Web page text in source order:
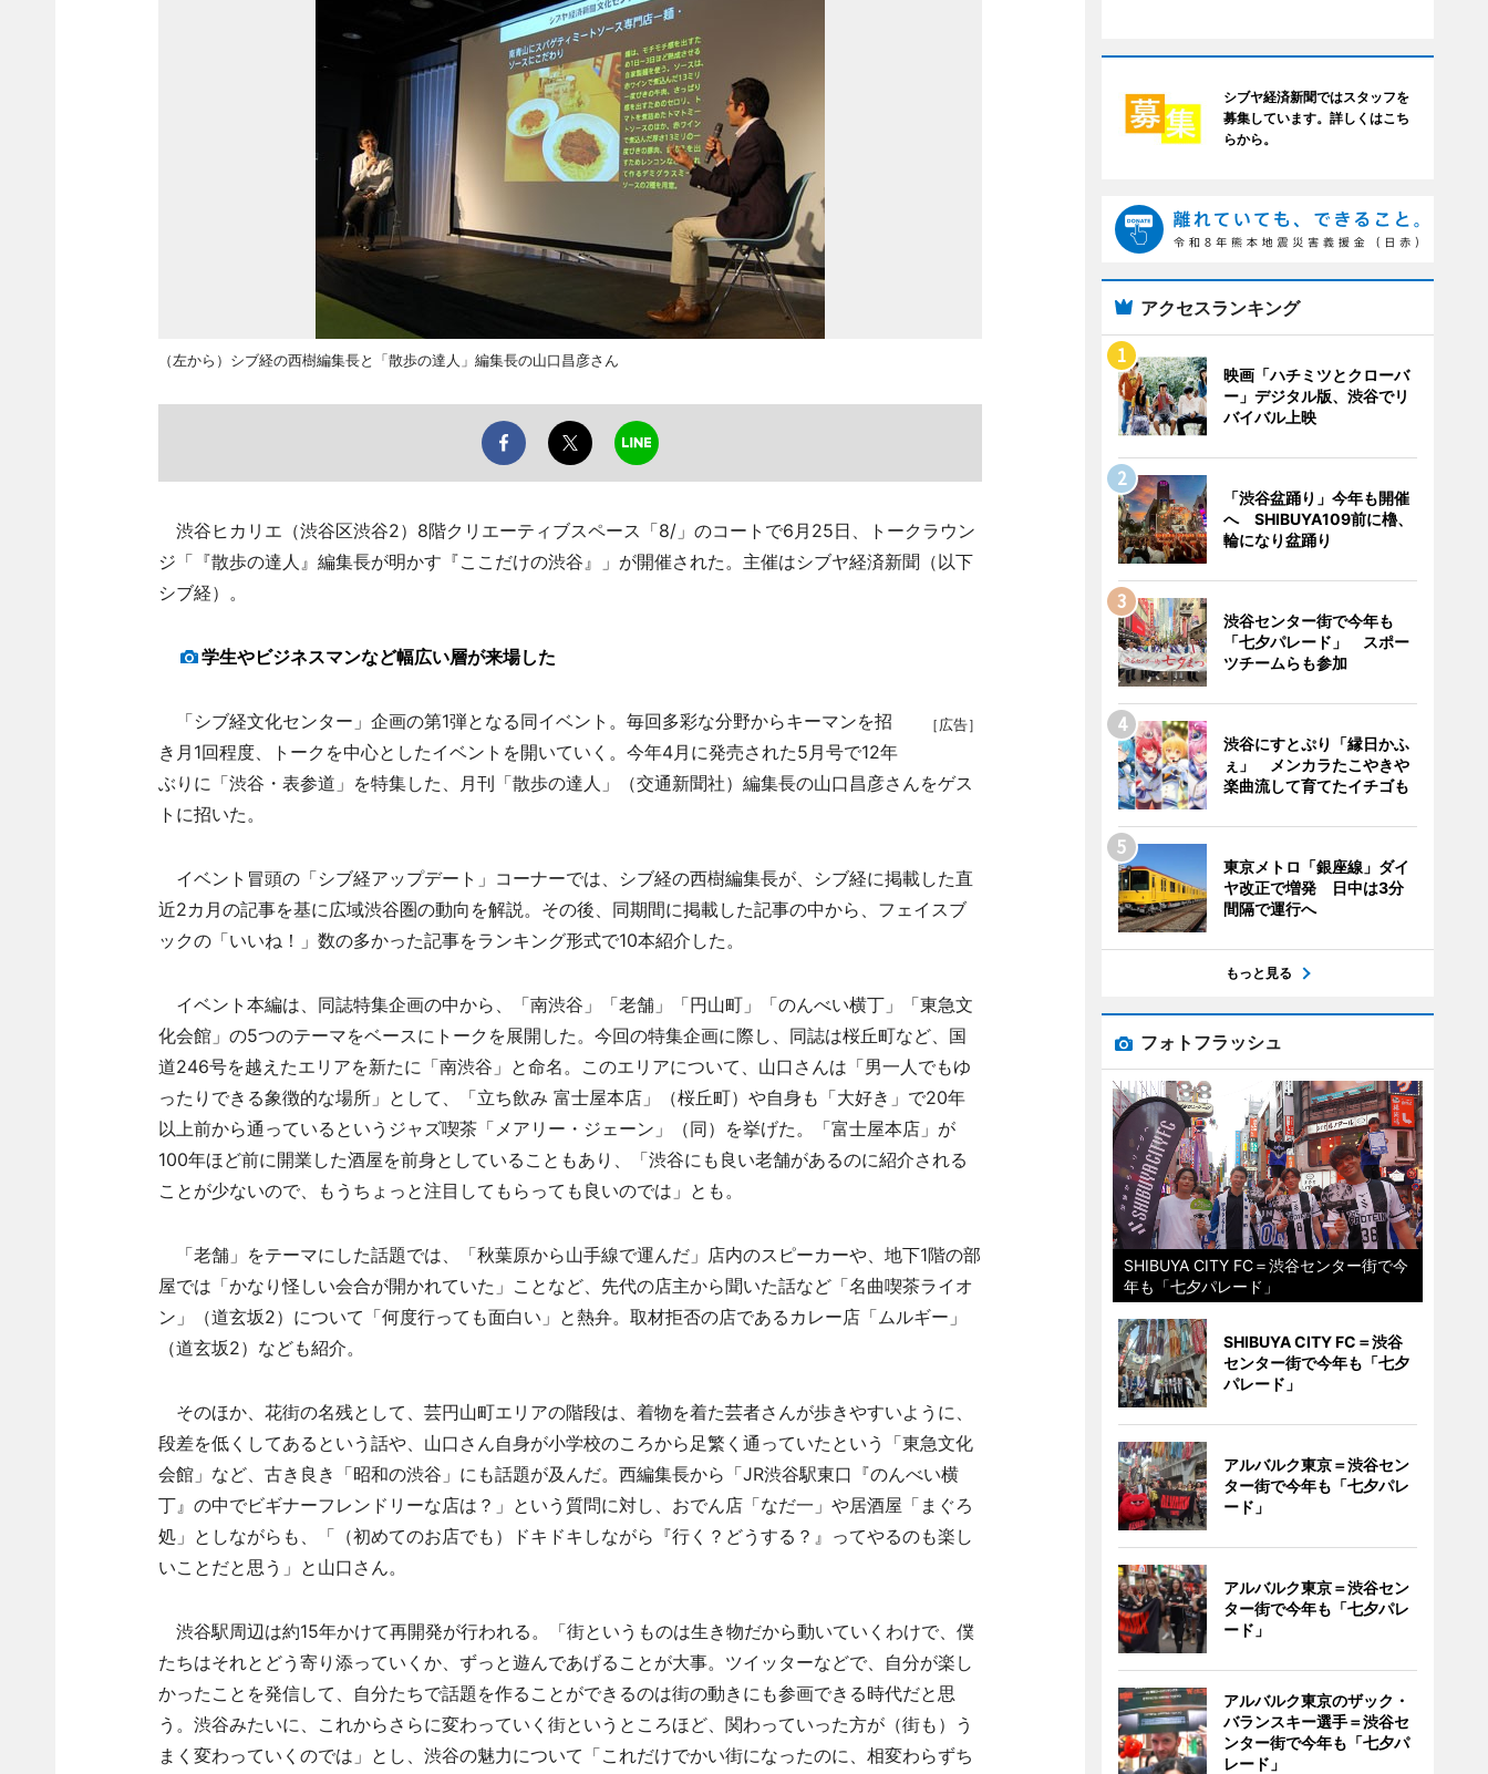
（左から）シブ経の西樹編集長と「散歩の達人」編集長の山口昌彦さん
渋谷ヒカリエ（渋谷区渋谷2）8階クリエーティブスペース「8/」のコートで6月25日、トークラウン
ジ「『散歩の達人』編集長が明かす『ここだけの渋谷』」が開催された。主催はシブヤ経済新聞（以下
シブ経）。
学生やビジネスマンなど幅広い層が来場した
［広告］
「シブ経文化センター」企画の第1弾となる同イベント。毎回多彩な分野からキーマンを招
き月1回程度、トークを中心としたイベントを開いていく。今年4月に発売された5月号で12年
ぶりに「渋谷・表参道」を特集した、月刊「散歩の達人」（交通新聞社）編集長の山口昌彦さんをゲス
トに招いた。
イベント冒頭の「シブ経アップデート」コーナーでは、シブ経の西樹編集長が、シブ経に掲載した直
近2カ月の記事を基に広域渋谷圏の動向を解説。その後、同期間に掲載した記事の中から、フェイスブ
ックの「いいね！」数の多かった記事をランキング形式で10本紹介した。
イベント本編は、同誌特集企画の中から、「南渋谷」「老舗」「円山町」「のんべい横丁」「東急文
化会館」の5つのテーマをベースにトークを展開した。今回の特集企画に際し、同誌は桜丘町など、国
道246号を越えたエリアを新たに「南渋谷」と命名。このエリアについて、山口さんは「男一人でもゆ
ったりできる象徴的な場所」として、「立ち飲み 富士屋本店」（桜丘町）や自身も「大好き」で20年
以上前から通っているというジャズ喫茶「メアリー・ジェーン」（同）を挙げた。「富士屋本店」が
100年ほど前に開業した酒屋を前身としていることもあり、「渋谷にも良い老舗があるのに紹介される
ことが少ないので、もうちょっと注目してもらっても良いのでは」とも。
「老舗」をテーマにした話題では、「秋葉原から山手線で運んだ」店内のスピーカーや、地下1階の部
屋では「かなり怪しい会合が開かれていた」ことなど、先代の店主から聞いた話など「名曲喫茶ライオ
ン」（道玄坂2）について「何度行っても面白い」と熱弁。取材拒否の店であるカレー店「ムルギー」
（道玄坂2）なども紹介。
そのほか、花街の名残として、芸円山町エリアの階段は、着物を着た芸者さんが歩きやすいように、
段差を低くしてあるという話や、山口さん自身が小学校のころから足繁く通っていたという「東急文化
会館」など、古き良き「昭和の渋谷」にも話題が及んだ。西編集長から「JR渋谷駅東口『のんべい横
丁』の中でビギナーフレンドリーな店は？」という質問に対し、おでん店「なだ一」や居酒屋「まぐろ
処」としながらも、「（初めてのお店でも）ドキドキしながら『行く？どうする？』ってやるのも楽し
いことだと思う」と山口さん。
渋谷駅周辺は約15年かけて再開発が行われる。「街というものは生き物だから動いていくわけで、僕
たちはそれとどう寄り添っていくか、ずっと遊んであげることが大事。ツイッターなどで、自分が楽し
かったことを発信して、自分たちで話題を作ることができるのは街の動きにも参画できる時代だと思
う。渋谷みたいに、これからさらに変わっていく街というところほど、関わっていった方が（街も）う
まく変わっていくのでは」とし、渋谷の魅力について「これだけでかい街になったのに、相変わらずち
シブヤ経済新聞ではスタッフを
募集しています。詳しくはこち
らから。
アクセスランキング
映画「ハチミツとクローバ
ー」デジタル版、渋谷でリ
バイバル上映
「渋谷盆踊り」今年も開催
へ SHIBUYA109前に櫓、
輪になり盆踊り
渋谷センター街で今年も
「七夕パレード」 スポー
ツチームらも参加
渋谷にすとぷり「縁日かふ
ぇ」 メンカラたこやきや
楽曲流して育てたイチゴも
東京メトロ「銀座線」ダイ
ヤ改正で増発 日中は3分
間隔で運行へ
もっと見る
フォトフラッシュ
SHIBUYA CITY FC＝渋谷センター街で今
年も「七夕パレード」
SHIBUYA CITY FC＝渋谷
センター街で今年も「七夕
パレード」
アルバルク東京＝渋谷セン
ター街で今年も「七夕パレ
ード」
アルバルク東京＝渋谷セン
ター街で今年も「七夕パレ
ード」
アルバルク東京のザック・
バランスキー選手＝渋谷セ
ンター街で今年も「七夕パ
レード」